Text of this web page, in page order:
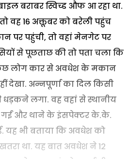
बराबर स्विच्ड औफ आ रहा था.
वह 16 अक्तूबर को बरेली पहुंच
पर पहुंची, तो वहां मेनगेट पर
से पूछताछ की तो पता चला कि
लोग कार से अवधेश के मकान
देखा. अन्नपूर्णा का दिल किसी
लगा. वह वहां से स्थानीय
गईं और थाने के इंसपेक्टर के.के.
यह भी बताया कि अवधेश को
था. यह बात अवधेश ने 12